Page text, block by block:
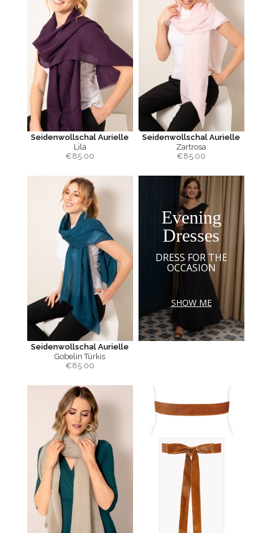
Seidenwollschal Aurielle
Lila
€85.00
Seidenwollschal Aurielle
Zartrosa
€85.00
Seidenwollschal Aurielle
Gobelin Türkis
€85.00
Evening
Dresses
DRESS FOR THE
OCCASION
SHOW ME